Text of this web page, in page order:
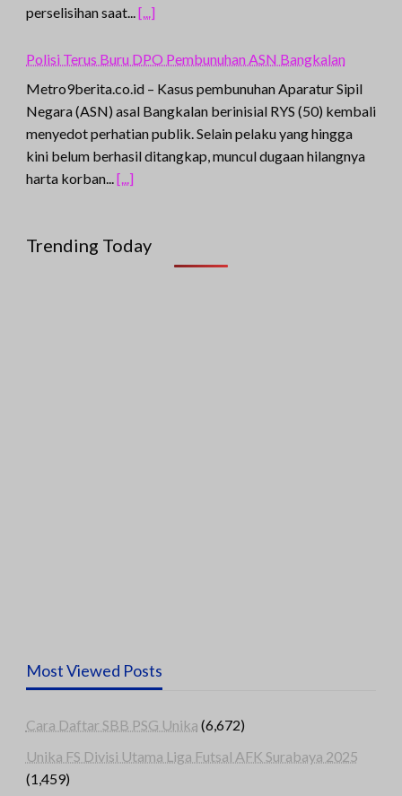
perselisihan saat...[...]
Polisi Terus Buru DPO Pembunuhan ASN Bangkalan
Metro9berita.co.id – Kasus pembunuhan Aparatur Sipil
Negara (ASN) asal Bangkalan berinisial RYS (50) kembali
menyedot perhatian publik. Selain pelaku yang hingga
kini belum berhasil ditangkap, muncul dugaan hilangnya
harta korban...[...]
Trending Today
Most Viewed Posts
Cara Daftar SBB PSG Unika (6,672)
Unika FS Divisi Utama Liga Futsal AFK Surabaya 2025
(1,459)